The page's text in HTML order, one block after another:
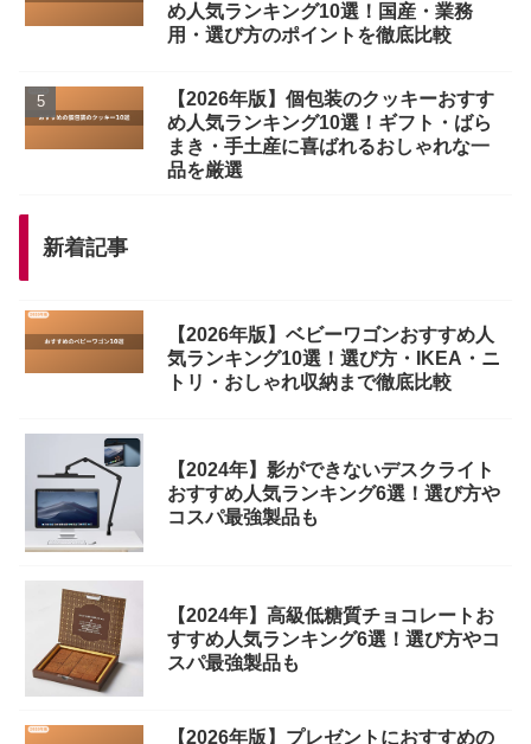
め人気ランキング10選！国産・業務
用・選び方のポイントを徹底比較
【2026年版】個包装のクッキーおすす
め人気ランキング10選！ギフト・ばら
まき・手土産に喜ばれるおしゃれな一
品を厳選
新着記事
【2026年版】ベビーワゴンおすすめ人
気ランキング10選！選び方・IKEA・ニ
トリ・おしゃれ収納まで徹底比較
【2024年】影ができないデスクライト
おすすめ人気ランキング6選！選び方や
コスパ最強製品も
【2024年】高級低糖質チョコレートお
すすめ人気ランキング6選！選び方やコ
スパ最強製品も
【2026年版】プレゼントにおすすめの